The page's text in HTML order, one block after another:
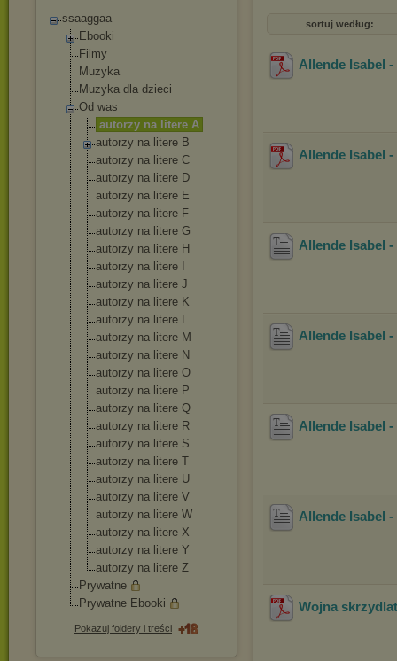
ssaaggaa
Ebooki
Filmy
Muzyka
Muzyka dla dzieci
Od was
autorzy na litere A
autorzy na litere B
autorzy na litere C
autorzy na litere D
autorzy na litere E
autorzy na litere F
autorzy na litere G
autorzy na litere H
autorzy na litere I
autorzy na litere J
autorzy na litere K
autorzy na litere L
autorzy na litere M
autorzy na litere N
autorzy na litere O
autorzy na litere P
autorzy na litere Q
autorzy na litere R
autorzy na litere S
autorzy na litere T
autorzy na litere U
autorzy na litere V
autorzy na litere W
autorzy na litere X
autorzy na litere Y
autorzy na litere Z
Prywatne
Prywatne Ebooki
Pokazuj foldery i treści
sortuj według:
Allende Isabel
Allende Isabel
Allende Isabel -
Allende Isabel -
Allende Isabel -
Allende Isabel
Wojna